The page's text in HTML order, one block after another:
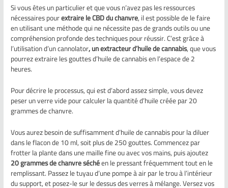
Si vous êtes un particulier et que vous n’avez pas les ressources
nécessaires pourextraire le CBD du chanvre, il est possible de le faire
en utilisant une méthode qui ne nécessite pas de grands outils ou une
compréhension profonde des techniques pour réussir. C’est grâce à
l’utilisation d’un cannolator, un extracteur d’huile de cannabis, que vous
pourrez extraire les gouttes d’huile de cannabis en l’espace de 2
heures.
Pour décrire le processus, qui est d’abord assez simple, vous devez
peser un verre vide pour calculer la quantité d’huile créée par 20
grammes de chanvre.
Vous aurez besoin de suffisamment d’huile de cannabis pour la diluer
dans le flacon de 10 ml, soit plus de 250 gouttes. Commencez par
frotter la plante dans une maille fine ou avec vos mains, puis ajoutez
20 grammes de chanvre séchéen le pressant fréquemment tout en le
remplissant. Passez le tuyau d’une pompe à air par le trou à l’intérieur
du support, et posez-le sur le dessus des verres à mélange. Versez vos